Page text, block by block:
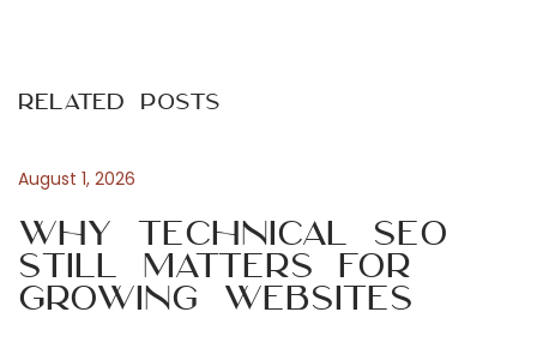
s
n
a
o
s
o
s
t
r
k
n
ä
l
Related Posts
August 1, 2026
Why Technical SEO
Still Matters for
Growing Websites